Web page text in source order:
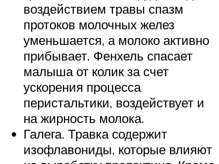
воздействием травы спазм
протоков молочных желез
уменьшается, а молоко активно
прибывает. Фенхель спасает
малыша от колик за счет
ускорения процесса
перистальтики, воздействует и
на жирность молока.
Галега. Травка содержит
изофлавониды, которые влияют